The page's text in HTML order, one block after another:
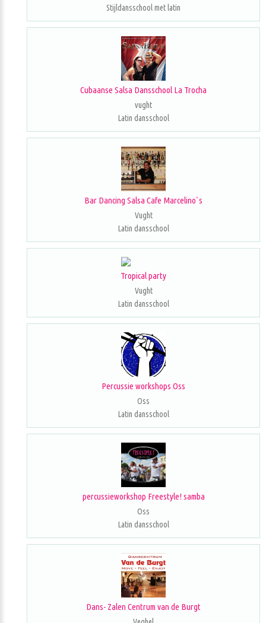
Stijldansschool met latin
Cubaanse Salsa Dansschool La Trocha
vught
Latin dansschool
Bar Dancing Salsa Cafe Marcelino`s
Vught
Latin dansschool
Tropical party
Vught
Latin dansschool
Percussie workshops Oss
Oss
Latin dansschool
percussieworkshop Freestyle! samba
Oss
Latin dansschool
Dans- Zalen Centrum van de Burgt